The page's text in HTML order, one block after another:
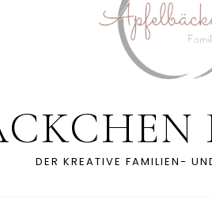
DER KREATIVE FAMILIEN-